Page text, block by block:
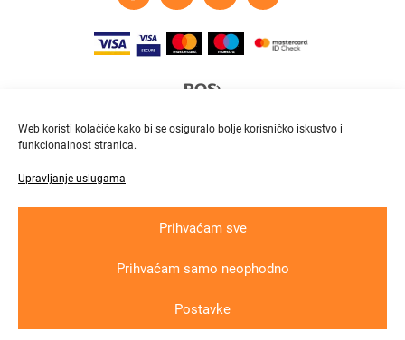
Web koristi kolačiće kako bi se osiguralo bolje korisničko iskustvo i
funkcionalnost stranica.
Upravljanje uslugama
Prihvaćam sve
Prihvaćam samo neophodno
Postavke
Brza i pouzdana dostava
za regionalni razvoj u sklopu Operativnog programa „Konkurentnost i kohezija“